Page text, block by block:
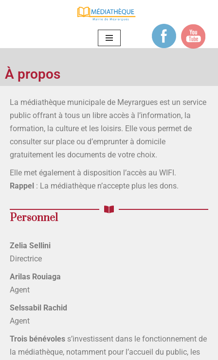
À propos
La médiathèque municipale de Meyrargues est un service
public offrant à tous un libre accès à l’information, la
formation, la culture et les loisirs. Elle vous permet de
consulter sur place ou d’emprunter à domicile
gratuitement les documents de votre choix.
Elle met également à disposition l’accès au WIFI.
Rappel : La médiathèque n’accepte plus les dons.
Personnel
Zelia Sellini
Directrice
Arilas Rouiaga
Agent
Selssabil Rachid
Agent
Trois bénévoles s’investissent dans le fonctionnement de
la médiathèque, notamment pour l’accueil du public, les